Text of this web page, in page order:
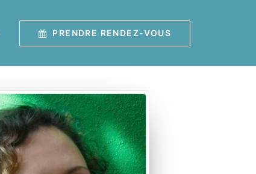
PRENDRE RENDEZ-VOUS